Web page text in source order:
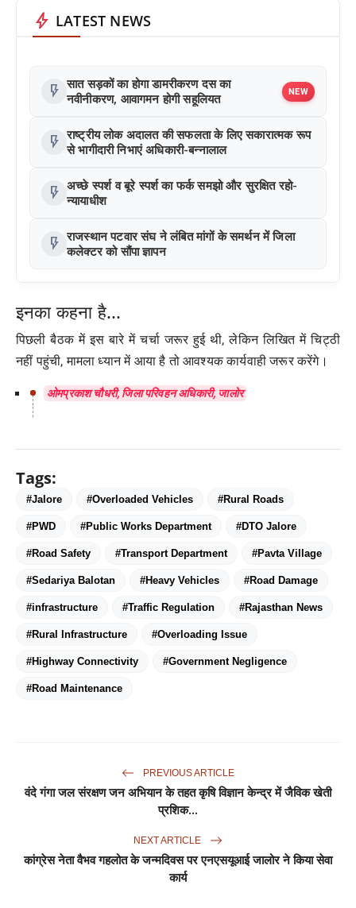
bolt LATEST NEWS
flash_on सात सड़कों का होगा डामरीकरण दस का
नवीनीकरण, आवागमन होगी सहूलियत
NEW
flash_on राष्ट्रीय लोक अदालत की सफलता के लिए सकारात्मक रूप
से भागीदारी निभाएं अधिकारी-बन्नालाल
flash_on अच्छे स्पर्श व बूरे स्पर्श का फर्क समझो और सुरक्षित रहो-
न्यायाधीश
flash_on राजस्थान पटवार संघ ने लंबित मांगों के समर्थन में जिला
कलेक्टर को सौंपा ज्ञापन
इनका कहना है...
पिछली बैठक में इस बारे में चर्चा जरूर हुई थी, लेकिन लिखित में चिट्ठी
नहीं पहुंची, मामला ध्यान में आया है तो आवश्यक कार्यवाही जरूर करेंगे।
ओमप्रकाश चौधरी, जिला परिवहन अधिकारी, जालोर
Tags:
#Jalore #Overloaded Vehicles #Rural Roads
#PWD #Public Works Department #DTO Jalore
#Road Safety #Transport Department #Pavta Village
#Sedariya Balotan #Heavy Vehicles #Road Damage
#infrastructure #Traffic Regulation #Rajasthan News
#Rural Infrastructure #Overloading Issue
#Highway Connectivity #Government Negligence
#Road Maintenance
PREVIOUS ARTICLE
वंदे गंगा जल संरक्षण जन अभियान के तहत कृषि विज्ञान केन्द्र में जैविक खेती
प्रशिक...
NEXT ARTICLE
कांग्रेस नेता वैभव गहलोत के जन्मदिवस पर एनएसयूआई जालोर ने किया सेवा
कार्य